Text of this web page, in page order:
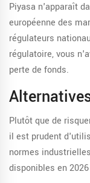
Piyasa n'apparaît
européenne des
régulateurs
régulatoire, vous
perte de fonds.
Plutôt que de
il est prudent
normes
disponibles en